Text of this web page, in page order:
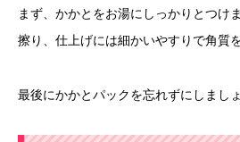
まず、かかとをお湯にしっかりとつけ
擦り、仕上げには細かいやすりで角質
最後にかかとパックを忘れずにしましょ